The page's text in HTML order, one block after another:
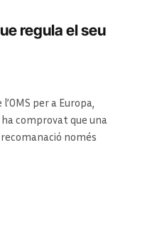
regula el seu
per a Europa,
comprovat que una
només